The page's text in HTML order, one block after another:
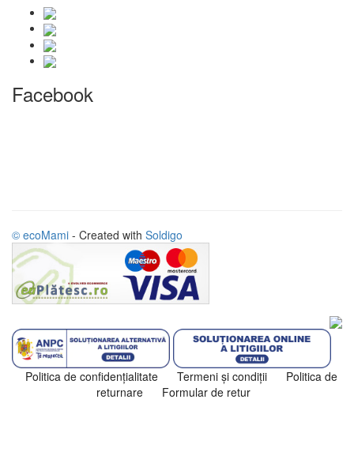
Facebook
© ecoMami - Created with Soldigo
Politica de confidenţialitate Termeni şi condiţii
Politica de
returnare
Formular de retur